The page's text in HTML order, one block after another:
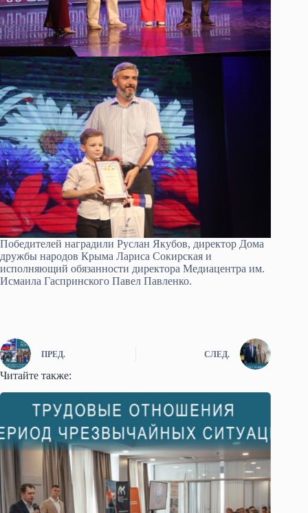
Победителей наградили Руслан Якубов, директор Дома
дружбы народов Крыма Лариса Сокирская и
исполняющий обязанности директора Медиацентра им.
Исмаила Гаспринского Павел Павленко.
ПРЕД. СЛЕД.
Читайте также: